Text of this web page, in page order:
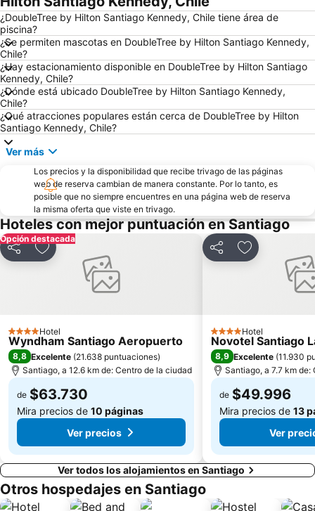
Hipodromo Chile
Valle Nevado
Torre Entel
Universidad de Chile
La Moneda Palace
Plaza Egaña
Plaza Pedro de Valdivia
Cerro Santa Lucía
Lagunillas
Nuestra Señora de la Divina Providencia
Pueblito de Los Dominicos
Cerro El Plomo
Casa Piedra Centro de Eventos
Centro Cultural Palacio de La Moneda
Plaza Baquedano
Parque Bustamante
Parque Balmaceda
Plaza de Armas
Lollapalooza Chile
Plaza Brasil
Parque Quinta Normal
Plaza Las Lilas
Plaza Chacabuco
Parque Metropolitano de Santiago
Museo Interactivo Mirador
¿DoubleTree by Hilton Santiago Kennedy, Chile tiene área de
piscina?
¿Se permiten mascotas en DoubleTree by Hilton Santiago Kennedy,
Chile?
¿Hay estacionamiento disponible en DoubleTree by Hilton Santiago
Kennedy, Chile?
¿Dónde está ubicado DoubleTree by Hilton Santiago Kennedy,
Chile?
¿Qué atracciones populares están cerca de DoubleTree by Hilton
Santiago Kennedy, Chile?
Ver más
Los precios y la disponibilidad que recibe trivago de las páginas
web de reserva cambian de manera constante. Por lo tanto, es
posible que no siempre encuentres en una página web de reserva
la misma oferta que viste en trivago.
Hoteles con mejor puntuación en Santiago
Opción destacada
CompartirAgregar a favoritos
4 Estrellas
Hotel
Wyndham Santiago Aeropuerto
8,8 Excelente (21.638 puntuaciones)
Santiago, a 12.6 km de: Centro de la ciudad
de $63.730
Mira precios de 10 páginas
Ver precios
CompartirAgregar a
4 Estrellas
Hotel
Novotel Santiago
8,9 Excelente (11.930
Santiago, a 7.7 km
de $49.996
Mira precios de 13
Ver
Ver todos los alojamientos en Santiago
Otros hospedajes en Santiago